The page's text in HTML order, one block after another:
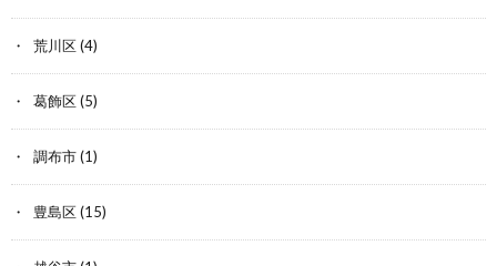
荒川区(4)
葛飾区(5)
調布市(1)
豊島区(15)